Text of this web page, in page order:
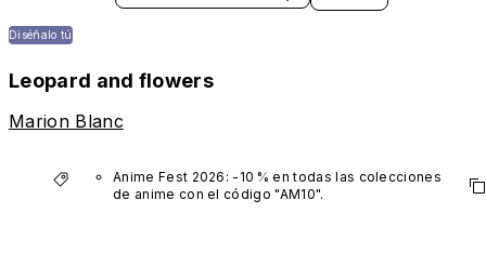
Diséñalo tú
Leopard and flowers
Marion Blanc
Anime Fest 2026: -10 % en todas las colecciones
de anime con el código "AM10".